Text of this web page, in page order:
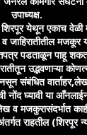
उपाध्यक्ष.
येथून एकाच वेळी
जाहिरातीतील मजकूर
पडताळून पाहू
उद्भवणाऱ्या
संबंधित
नोंद घ्यावी या
व मजकुरासंदर्भात
राहतील (शिरपूर